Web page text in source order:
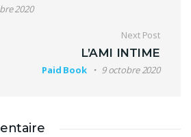
2020
Next Post
L’AMI INTIME
Paid Book 9 octobre 2020